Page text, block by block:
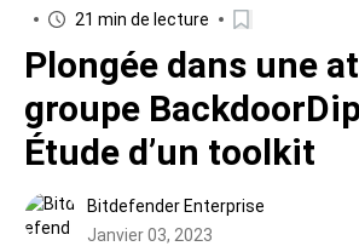
21 min de lecture
Plongée dans une
groupe
Étude d’un toolkit
Bitdefender Enterprise
Janvier 03, 2023